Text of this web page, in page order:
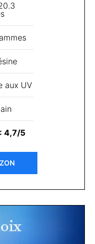
aux UV
4,7/5